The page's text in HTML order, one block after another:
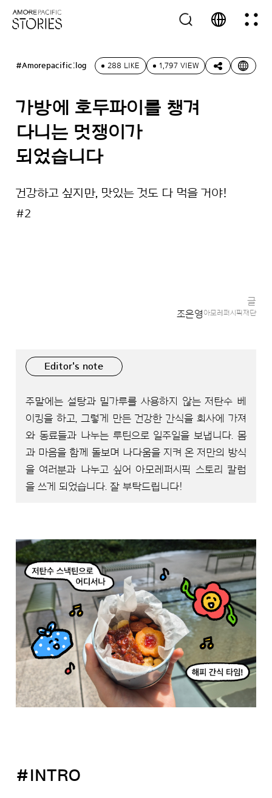
#Amorepacific:log 288 LIKE 1,797 VIEW
가방에 호두파이를 챙겨
다니는 멋쟁이가
되었습니다
건강하고 싶지만, 맛있는 것도 다 먹을 거야!
#2
글
조은영 아모레퍼시픽재단
Editor's note
주말에는 설탕과 밀가루를 사용하지 않는 저탄수 베
이킹을 하고, 그렇게 만든 건강한 간식을 회사에 가져
와 동료들과 나누는 루틴으로 일주일을 보냅니다. 몸
과 마음을 함께 돌보며 나다움을 지켜 온 저만의 방식
을 여러분과 나누고 싶어 아모레퍼시픽 스토리 칼럼
을 쓰게 되었습니다. 잘 부탁드립니다!
#INTRO